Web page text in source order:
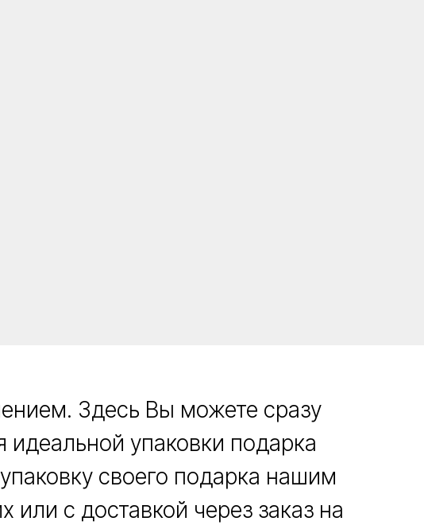
Здесь Вы можете сразу
идеальной упаковки подарка
своего подарка нашим
c доставкой через заказ на